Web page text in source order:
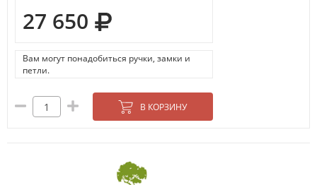
27 650
Вам могут понадобиться ручки, замки и
петли.
В КОРЗИНУ